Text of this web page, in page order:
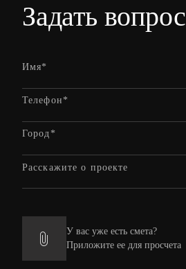
Задать вопрос
У вас уже есть смета?
Приложите ее для просчета